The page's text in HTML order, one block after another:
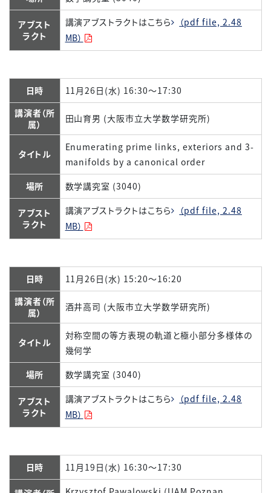
アブスト
ラクト
講演アブストラクトはこちら
（pdf file, 2.48
MB）
日時
11月26日(水) 16:30～17:30
講演者（所
属）
田山育男 (大阪市立大学数学研究所)
タイトル
Enumerating prime links, exteriors and 3-
manifolds by a canonical order
場所
数学講究室 (3040)
アブスト
ラクト
講演アブストラクトはこちら
（pdf file, 2.48
MB）
日時
11月26日(水) 15:20～16:20
講演者（所
属）
酒井高司 (大阪市立大学数学研究所)
タイトル
対称空間の等方表現の軌道と極小部分多様体の
幾何学
場所
数学講究室 (3040)
アブスト
ラクト
講演アブストラクトはこちら
（pdf file, 2.48
MB）
日時 11月19日(水) 16:30～17:30